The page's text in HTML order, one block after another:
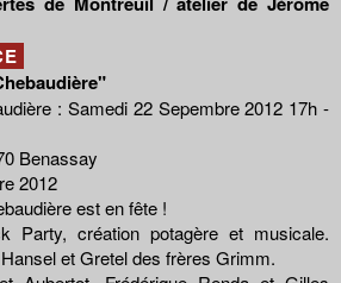
: Samedi 22 Sepembre 2012 17h -
Benassay
2012
est en fête !
Party, création potagère et musicale.
et Gretel des frères Grimm.